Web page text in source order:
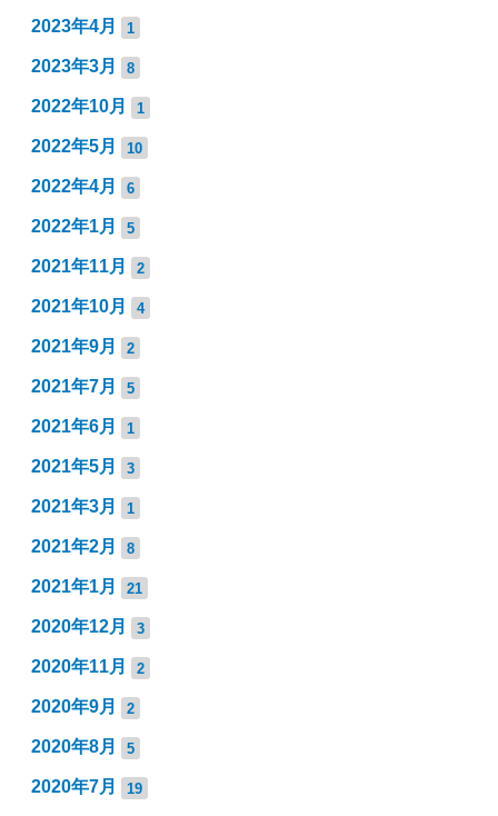
2023年4月 1
2023年3月 8
2022年10月 1
2022年5月 10
2022年4月 6
2022年1月 5
2021年11月 2
2021年10月 4
2021年9月 2
2021年7月 5
2021年6月 1
2021年5月 3
2021年3月 1
2021年2月 8
2021年1月 21
2020年12月 3
2020年11月 2
2020年9月 2
2020年8月 5
2020年7月 19